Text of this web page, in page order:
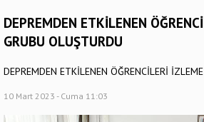
DEPREMDEN ETKİLENEN
GRUBU OLUŞTURDU
DEPREMDEN ETKİLENEN ÖĞRENCİLERİ
10 Mart 2023 - Cuma 11:03